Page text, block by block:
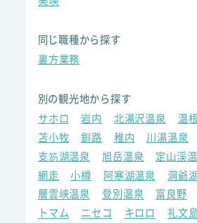
同じ職種から探す
裏方業務
別の観光地から探す
サホロ
岩内 北湯沢温泉
温
苫小牧
釧路 稚内 川湯温泉
支笏湖温泉
旭岳温泉 定山渓
網走
小樽 阿寒湖温泉
洞爺
層雲峡温泉
登別温泉 富良野
トマム
ニセコ キロロ 礼文